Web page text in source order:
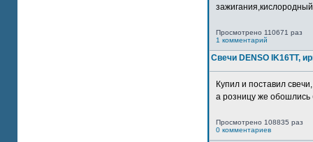
Просмотрено 110671 раз
1 комментарий
Свечи DENSO IK16TT,
Купил и поставил
а розницу же обошлись
Просмотрено 108835 раз
0 комментариев